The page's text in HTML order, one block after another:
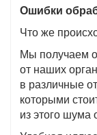
Ошибки
Что же
Мы получаем
от наших
в различные
которыми
из этого шума